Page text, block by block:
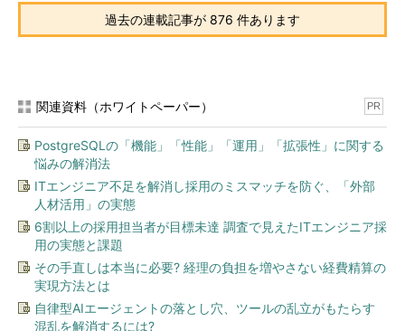
過去の連載記事が 876 件あります
関連資料（ホワイトペーパー） PR
PostgreSQLの「機能」「性能」「運用」「拡張性」に関する
悩みの解消法
ITエンジニア不足を解消し採用のミスマッチを防ぐ、「外部
人材活用」の実態
6割以上の採用担当者が目標未達 調査で見えたITエンジニア採
用の実態と課題
その手直しは本当に必要? 経理の負担を増やさない経費精算の
実現方法とは
自律型AIエージェントの落とし穴、ツールの乱立がもたらす
混乱を解消するには?